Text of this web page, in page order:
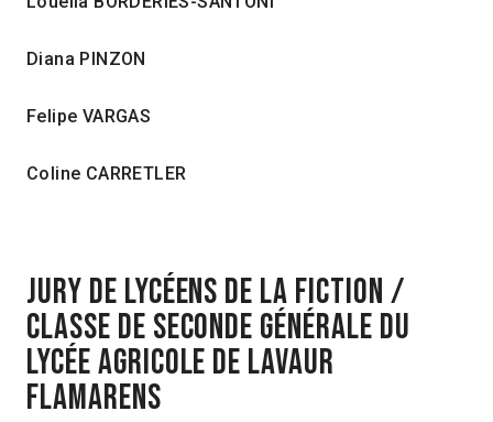
Diana PINZON
Felipe VARGAS
Coline CARRETLER
Jury de lycéens de la Fiction /
Classe de seconde générale du
lycée agricole de Lavaur
Flamarens